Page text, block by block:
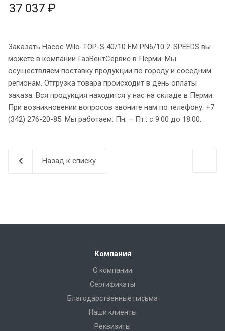
37 037 ₽
Заказать Насос Wilo-TOP-S 40/10 EM PN6/10 2-SPEEDS вы
можете в компании ГазВентСервис в Перми. Мы
осуществляем поставку продукции по городу и соседним
регионам. Отгрузка товара происходит в день оплаты
заказа. Вся продукция находится у нас на складе в Перми.
При возникновении вопросов звоните нам по телефону: +7
(342) 276-20-85. Мы работаем: Пн. – Пт.: с 9:00 до 18:00.
Назад к списку
Компания
О компании
Сертификаты
Благодарственные письма
Наши клиенты
Реквизиты